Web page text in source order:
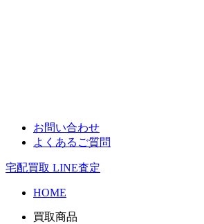
お問い合わせ
よくあるご質問
宅配買取 LINE査定
HOME
買取商品